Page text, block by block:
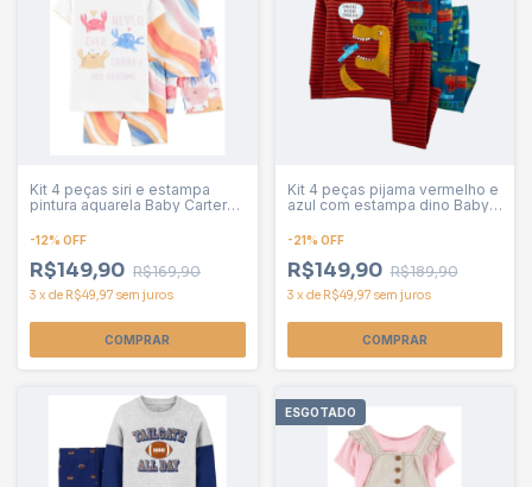
Kit 4 peças siri e estampa
pintura aquarela Baby Carter
-12% OFF
R$149,90 R$169,90
3 x de R$49,97 sem juros
COMPRAR
Kit 4 peças pijama vermelho e
azul com estampa dino Baby
-21% OFF
R$149,90 R$189,90
3 x de R$49,97 sem juros
COMPRAR
ESGOTADO